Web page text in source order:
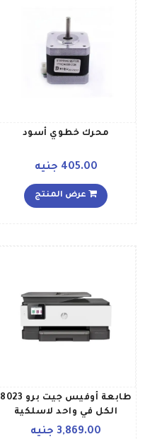
محرك خطوي أسود
405.00 جنيه
عرض المنتج
طابعة أوفيس جيت برو 8023
الكل في واحد لاسلكية
للطباعة والمسح الضوئي
3,869.00 جنيه